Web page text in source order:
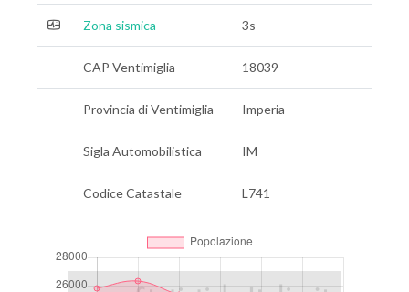
Zona sismica 3s
CAP Ventimiglia 18039
Provincia di Ventimiglia Imperia
Sigla Automobilistica IM
Codice Catastale L741